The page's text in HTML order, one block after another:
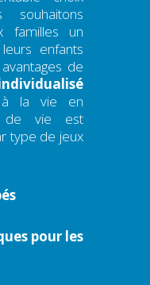
familles un
enfants
de
à la vie en
de vie est
type de jeux
pour les